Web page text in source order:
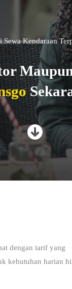
Sewa Kendaraan
dengan tarif yang
kebutuhan harian